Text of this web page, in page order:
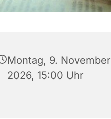
Montag, 9. November
2026, 15:00 Uhr